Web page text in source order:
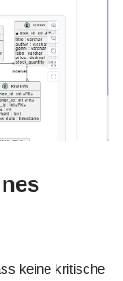
keine kritische